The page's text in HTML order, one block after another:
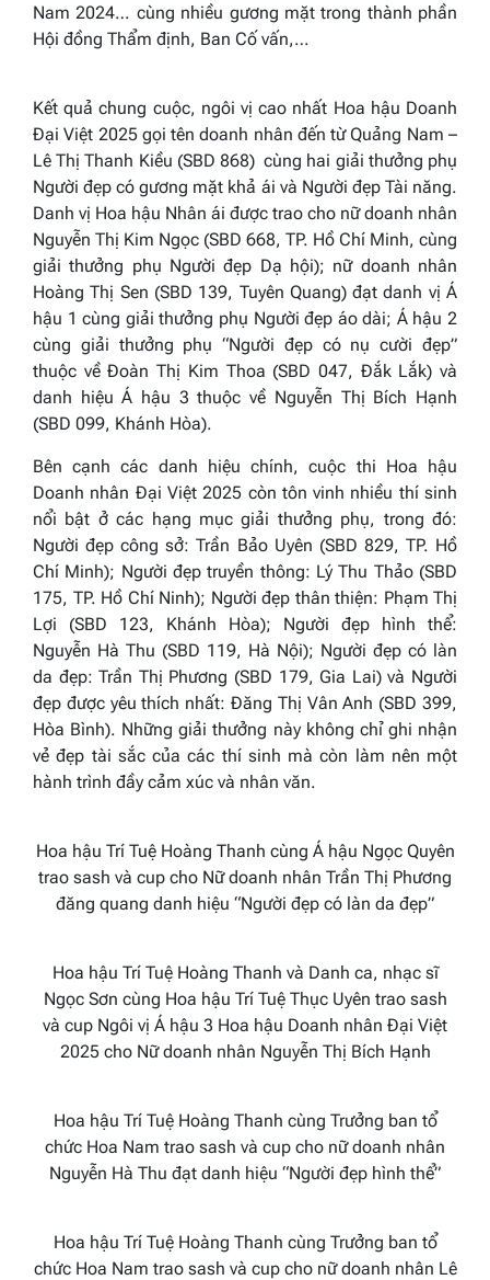
Nam 2024… cùng nhiều gương mặt trong thành phần
Hội đồng Thẩm định, Ban Cố vấn,…
Kết quả chung cuộc, ngôi vị cao nhất Hoa hậu Doanh
Đại Việt 2025 gọi tên doanh nhân đến từ Quảng Nam –
Lê Thị Thanh Kiều (SBD 868) cùng hai giải thưởng phụ
Người đẹp có gương mặt khả ái và Người đẹp Tài năng.
Danh vị Hoa hậu Nhân ái được trao cho nữ doanh nhân
Nguyễn Thị Kim Ngọc (SBD 668, TP. Hồ Chí Minh, cùng
giải thưởng phụ Người đẹp Dạ hội); nữ doanh nhân
Hoàng Thị Sen (SBD 139, Tuyên Quang) đạt danh vị Á
hậu 1 cùng giải thưởng phụ Người đẹp áo dài; Á hậu 2
cùng giải thưởng phụ “Người đẹp có nụ cười đẹp”
thuộc về Đoàn Thị Kim Thoa (SBD 047, Đắk Lắk) và
danh hiệu Á hậu 3 thuộc về Nguyễn Thị Bích Hạnh
(SBD 099, Khánh Hòa).
Bên cạnh các danh hiệu chính, cuộc thi Hoa hậu
Doanh nhân Đại Việt 2025 còn tôn vinh nhiều thí sinh
nổi bật ở các hạng mục giải thưởng phụ, trong đó:
Người đẹp công sở: Trần Bảo Uyên (SBD 829, TP. Hồ
Chí Minh); Người đẹp truyền thông: Lý Thu Thảo (SBD
175, TP. Hồ Chí Ninh); Người đẹp thân thiện: Phạm Thị
Lợi (SBD 123, Khánh Hòa); Người đẹp hình thể:
Nguyễn Hà Thu (SBD 119, Hà Nội); Người đẹp có làn
da đẹp: Trần Thị Phương (SBD 179, Gia Lai) và Người
đẹp được yêu thích nhất: Đăng Thị Vân Anh (SBD 399,
Hòa Bình). Những giải thưởng này không chỉ ghi nhận
vẻ đẹp tài sắc của các thí sinh mà còn làm nên một
hành trình đầy cảm xúc và nhân văn.
Hoa hậu Trí Tuệ Hoàng Thanh cùng Á hậu Ngọc Quyên
trao sash và cup cho Nữ doanh nhân Trần Thị Phương
đăng quang danh hiệu “Người đẹp có làn da đẹp”
Hoa hậu Trí Tuệ Hoàng Thanh và Danh ca, nhạc sĩ
Ngọc Sơn cùng Hoa hậu Trí Tuệ Thục Uyên trao sash
và cup Ngôi vị Á hậu 3 Hoa hậu Doanh nhân Đại Việt
2025 cho Nữ doanh nhân Nguyễn Thị Bích Hạnh
Hoa hậu Trí Tuệ Hoàng Thanh cùng Trưởng ban tổ
chức Hoa Nam trao sash và cup cho nữ doanh nhân
Nguyễn Hà Thu đạt danh hiệu “Người đẹp hình thể”
Hoa hậu Trí Tuệ Hoàng Thanh cùng Trưởng ban tổ
chức Hoa Nam trao sash và cup cho nữ doanh nhân Lê